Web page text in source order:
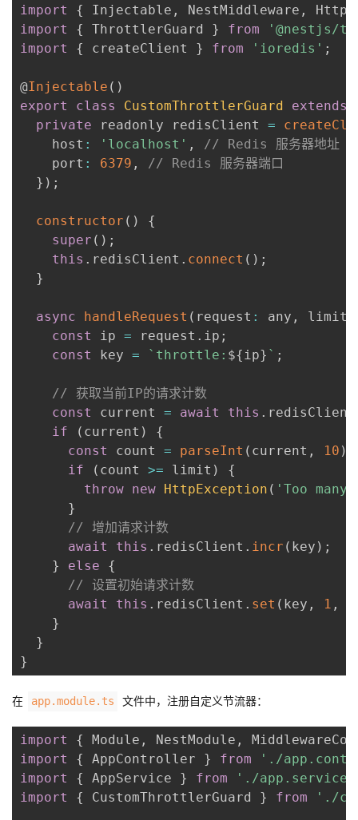
import { Injectable , NestMiddleware ,
import
{ ThrottlerGuard } from
'@nestjs/
import
{ createClient } from 'ioredis' ;
@Injectable ( )
export
class CustomThrottlerGuard extends
private readonly redisClient =
    host
: 'localhost' ,
// Redis 服务器地址
    port
: 6379 ,
// Redis 服务器端口
} ) ;
constructor ( )
{
super ( ) ;
this . redisClient . connect ( ) ;
}
async handleRequest ( request : any , limit
const
ip = request . ip ;
const
key = ` throttle: ${ip} ` ;
// 获取当前IP的请求计数
const
current = await this . redisClient
if
( current )
{
const
count = parseInt ( current , 10 )
if
( count >= limit )
{
throw new HttpException ( 'Too
}
// 增加请求计数
await
this . redisClient . incr ( key ) ;
}
else
{
// 设置初始请求计数
await
this . redisClient . set ( key , 1 ,
}
}
}
在 app.module.ts 文件中，注册自定义节流器：
import { Module , NestModule ,
import
{ AppController } from
'./
import
{ AppService } from './app.service'
import
{ CustomThrottlerGuard } from './